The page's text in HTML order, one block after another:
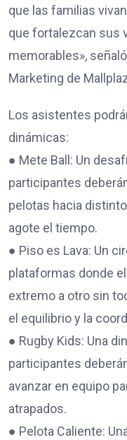
que las familias
que fortalezcan sus
memorables»,
Marketing de
Los asistentes
dinámicas:
● Mete Ball: Un
participantes
pelotas hacia
agote el tiempo.
● Piso es Lava: Un
plataformas donde
extremo a otro sin
el equilibrio y la
● Rugby Kids: Una
participantes
avanzar en equipo
atrapados.
● Pelota Caliente: